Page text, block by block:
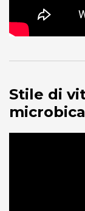
Stile di